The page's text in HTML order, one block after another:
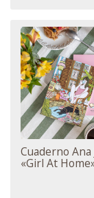
Cuaderno Ana
«Girl At